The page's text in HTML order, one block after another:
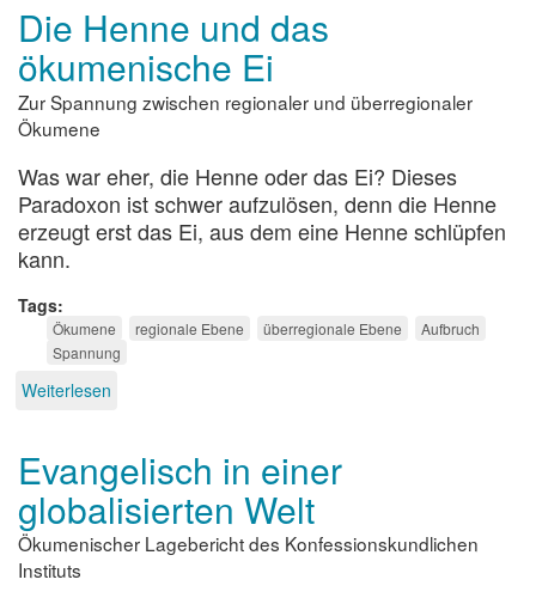
Die Henne und das
ökumenische Ei
Zur Spannung zwischen regionaler und überregionaler
Ökumene
Was war eher, die Henne oder das Ei? Dieses
Paradoxon ist schwer aufzulösen, denn die Henne
erzeugt erst das Ei, aus dem eine Henne schlüpfen
kann.
Tags
Ökumene regionale Ebene überregionale Ebene
Aufbruch
Spannung
Weiterlesen
das
ökumenische
Ei
Evangelisch in einer
globalisierten Welt
Ökumenischer Lagebericht des Konfessionskundlichen
Instituts